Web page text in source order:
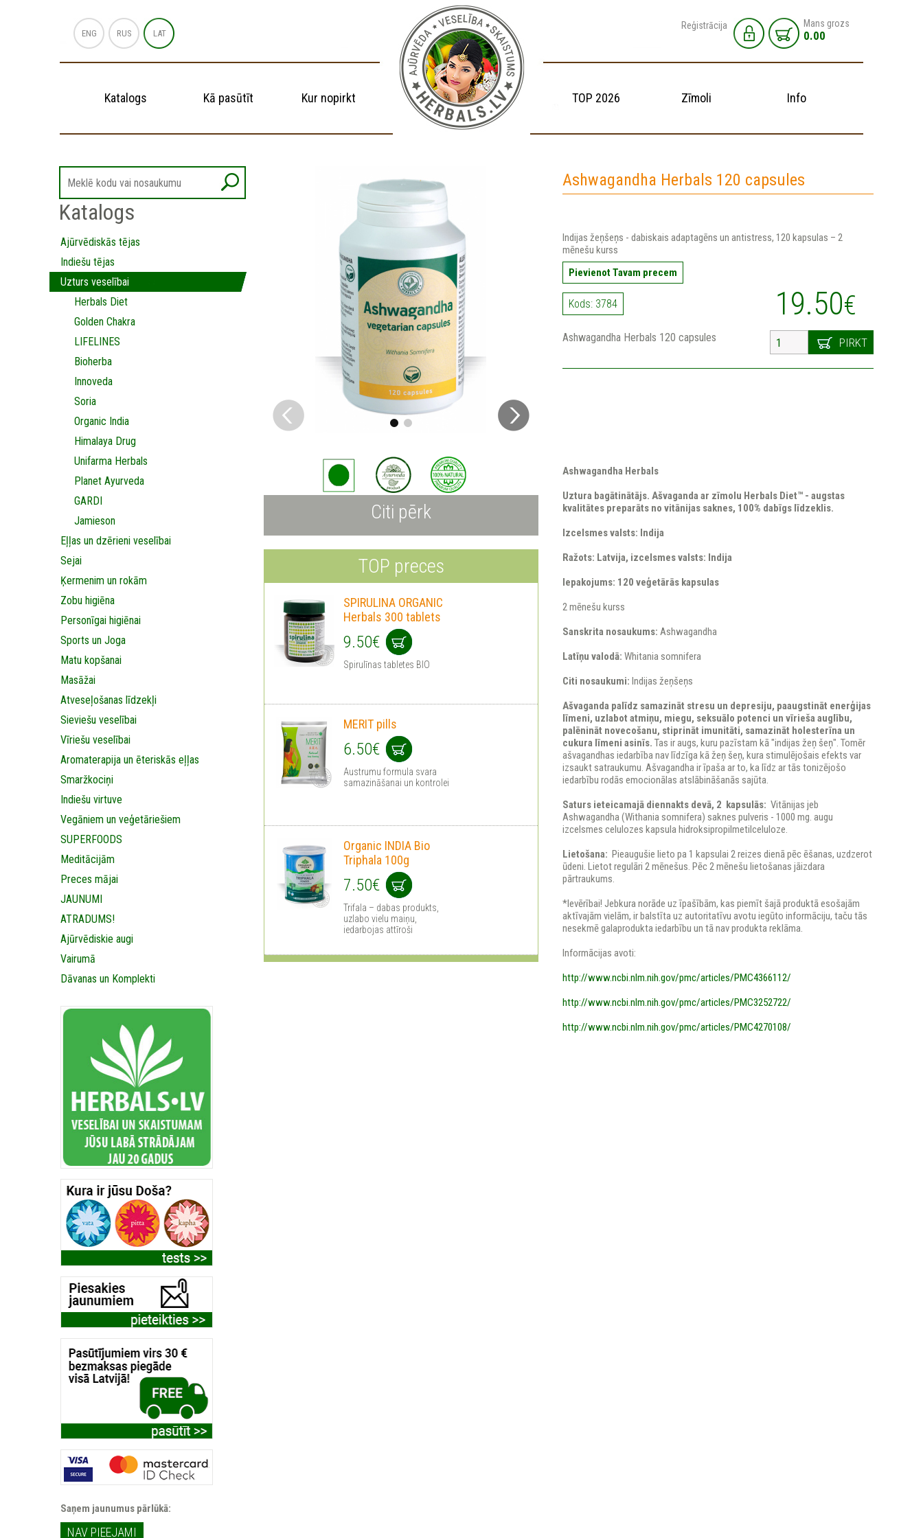
ENG RUS LAT
Reģistrācija Mans grozs
0.00
Katalogs Kā pasūtīt Kur nopirkt TOP 2026 Zīmoli Info
Katalogs
Ajūrvēdiskās tējas
Indiešu tējas
Uzturs veselībai
Herbals Diet
Golden Chakra
LIFELINES
Bioherba
Innoveda
Soria
Organic India
Himalaya Drug
Unifarma Herbals
Planet Ayurveda
GARDI
Jamieson
Eļļas un dzērieni veselībai
Sejai
Ķermenim un rokām
Zobu higiēna
Personīgai higiēnai
Sports un Joga
Matu kopšanai
Masāžai
Аtveseļošanas līdzekļi
Sieviešu veselībai
Vīriešu veselībai
Aromaterapija un ēteriskās eļļas
Smaržkociņi
Indiešu virtuve
Vegāniem un veģetāriešiem
SUPERFOODS
Meditācijām
Preces mājai
JAUNUMI
ATRADUMS!
Ajūrvēdiskie augi
Vairumā
Dāvanas un Komplekti
Saņem jaunumus pārlūkā:
NAV PIEEJAMI
Ashwagandha Herbals 120 capsules
Indijas žeņšeņs - dabiskais adaptagēns un antistress, 120 kapsulas – 2
mēnešu kurss
Pievienot Tavam precem
Kods: 3784 19.50€
PIRKT
Ashwagandha Herbals 120 capsules
Ashwagandha Herbals
Uztura bagātinātājs​. Ašvaganda ar zīmolu Herbals Diet™ - augstas
kvalitātes preparāts no vitānijas saknes, 100% dabīgs līdzeklis.
Izcelsmes valsts: Indija
Ražots: Latvija, izcelsmes valsts: Indija
Iepakojums: 120 veģetārās kapsulas
2 mēnešu kurss
Sanskrita nosaukums: Ashwagandha
Latīņu valodā: Whitania somnifera
Citi nosaukumi: Indijas žeņšeņs
Ašvaganda palīdz samazināt stresu un depresiju, paaugstināt enerģijas
līmeni, uzlabot atmiņu, miegu, seksuālo potenci un vīrieša auglību,
palēnināt novecošanu, stiprināt imunitāti, samazināt holesterīna un
cukura līmeni asinīs.Tas ir augs, kuru pazīstam kā "indijas žeņ šeņ". Tomēr
ašvagandhas iedarbība nav līdzīga kā žeņ šeņ, kura stimulējošais efekts var
izsaukt satraukumu. Ašvagandha ir īpaša ar to, ka līdz ar tās tonizējošo
iedarbību rodās emocionālas atslābināšanās sajūta.
Saturs ieteicamajā diennakts devā, 2 kapsulās: Vitānijas jeb
Ashwagandha (Withania somnifera) saknes pulveris - 1000 mg. augu
izcelsmes celulozes kapsula hidroksipropilmetilceluloze.
Lietošana: Pieaugušie lieto pa 1 kapsulai 2 reizes dienā pēc ēšanas, uzdzerot
ūdeni. Lietot regulāri 2 mēnešus. Pēc 2 mēnešu lietošanas jāizdara
pārtraukums.
*Ievērībai! Jebkura norāde uz īpašībām, kas piemīt šajā produktā esošajām
aktīvajām vielām, ir balstīta uz autoritatīvu avotu iegūto informāciju, taču tās
nesekmē galaprodukta iedarbību un tā nav produkta reklāma.
Informācijas avoti:
http://www.ncbi.nlm.nih.gov/pmc/articles/PMC4366112/
http://www.ncbi.nlm.nih.gov/pmc/articles/PMC3252722/
http://www.ncbi.nlm.nih.gov/pmc/articles/PMC4270108/
Citi pērk
TOP preces
SPIRULINA ORGANIC
Herbals 300 tablets
9.50€
Spirulīnas tabletes BIO
MERIT pills
6.50€
Austrumu formula svara
samazināšanai un kontrolei
Organic INDIA Bio
Triphala 100g
7.50€
Trifala – dabas produkts,
uzlabo vielu maiņu,
iedarbojas attīroši